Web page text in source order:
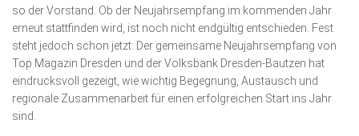
so der Vorstand. Ob der Neujahrsempfang im kommenden Jahr
erneut stattfinden wird, ist noch nicht endgültig entschieden. Fest
steht jedoch schon jetzt: Der gemeinsame Neu­jahrs­empfang von
Top Magazin Dresden und der Volksbank Dresden-Bautzen hat
eindrucksvoll gezeigt, wie wichtig Begegnung, Austausch und
regionale Zusammenarbeit für einen erfolgreichen Start ins Jahr
sind.